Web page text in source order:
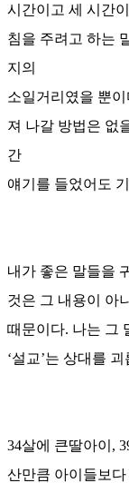
시간이고 세 시간
침을 주려고 하는
지의
소일거리였을 뿐이
져 나갈 방법은 없
간
얘기를 들었어도
내가 좋은 말들을
것은 그 내용이 아
때문이다. 나는 그
‘설교’는 상대를
34살에 큰딸아이,
산만큼 아이들보